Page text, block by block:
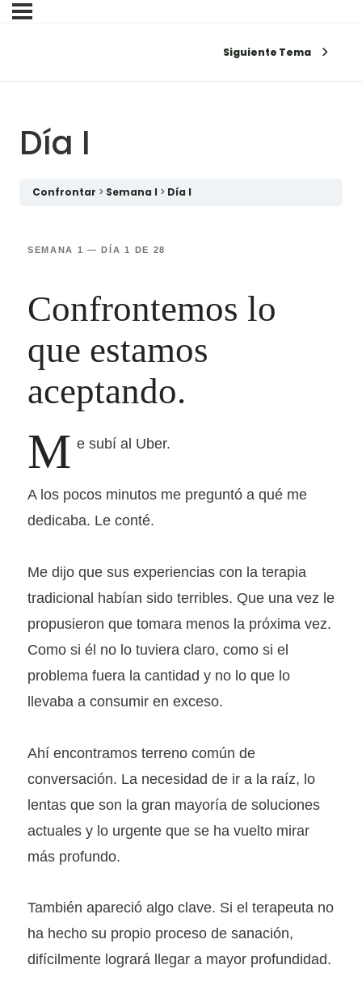
Siguiente Tema
Día I
Confrontar Semana I Día I
SEMANA 1 — DÍA 1 DE 28
Confrontemos lo
que estamos
aceptando.
M e subí al Uber.
A los pocos minutos me preguntó a qué me
dedicaba. Le conté.
Me dijo que sus experiencias con la terapia
tradicional habían sido terribles. Que una vez le
propusieron que tomara menos la próxima vez.
Como si él no lo tuviera claro, como si el
problema fuera la cantidad y no lo que lo
llevaba a consumir en exceso.
Ahí encontramos terreno común de
conversación. La necesidad de ir a la raíz, lo
lentas que son la gran mayoría de soluciones
actuales y lo urgente que se ha vuelto mirar
más profundo.
También apareció algo clave. Si el terapeuta no
ha hecho su propio proceso de sanación,
difícilmente logrará llegar a mayor profundidad.